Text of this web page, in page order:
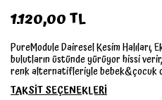
1.120,00 TL
PureModule Dairesel Kesim Halıları,
bulutların üstünde yürüyor hissi
renk alternatifleriyle bebek&çocuk
TAKSİT SEÇENEKLERİ